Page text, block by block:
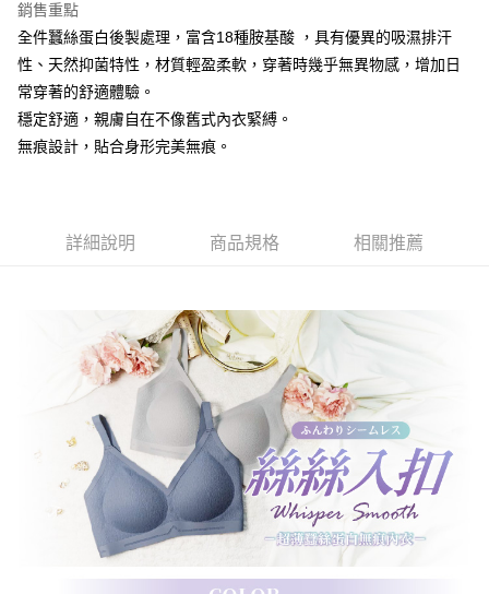
１．於結帳方式選擇「AFTEE先享後付」後，將跳轉至「AFTEE先享後付」
結帳頁面，進行簡訊認證並確認金額後，即可完成結帳。
２．訂單成立數日內，您將收到繳費通知簡訊。
３．收到繳費通知簡訊後14天內，點擊此簡訊中的連結，可透過四大超商／
ATM／網路銀行／等多元方式進行付款，方視為交易完成。
※ 請注意：結帳手續完成當下不需立刻繳費，但若您需要取消訂單，請聯絡
客戶支援中心」 https://netprotections.freshdesk.com/support/home
易，需依本服務之必要範圍內提供個人資料，並將交易相關給付款項請求債
權轉讓予恩沛科技股份有限公司。
２．關於個人資料處理事宜，請瀏覽以下網址：
https://aftee.tw/terms/#terms3
３．未成年的使用者請事先徵得法定代理人或監護人之同意方可使用
「AFTEE先享後付」，若未經同意申辦者引起之損失，本公司不負相關責
４．使用「AFTEE先享後付」時，將依據個別帳號之用戶狀況，依本公司即
時審查核予不同之上限額度；若仍有額度不足之情形，本公司將視審查結果
請求用戶進行身份認證。
５．嚴禁一人註冊多個帳號或使用他人資訊註冊。若發現惡意使用之情形，
恩沛科技股份有限公司將有權停止該用戶之使用額度並採取法律行動。
每筆NT$60，滿NT$490(含以上)免運費
付款後全家取貨
每筆NT$60，滿NT$490(含以上)免運費
7-11取貨付款
每筆NT$60，滿NT$490(含以上)免運費
每筆NT$80，滿NT$1,000(含以上)免運費
銷售重點
全件蠶絲蛋白後製處理，富含18種胺基酸 ，具有優異的吸濕排汗
性、天然抑菌特性，材質輕盈柔軟，穿著時幾乎無異物感，增加日
常穿著的舒適體驗。
穩定舒適，親膚自在不像舊式內衣緊縛。
無痕設計，貼合身形完美無痕。
詳細說明 商品規格 相關推薦